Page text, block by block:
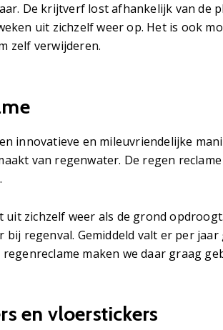
De krijtverf lost afhankelijk van de
uit zichzelf weer op. Het is ook
zelf verwijderen.
innovatieve en mileuvriendelijke
van regenwater. De regen
zichzelf weer als de grond
bij regenval. Gemiddeld valt er per
maken we daar graag
en vloerstickers